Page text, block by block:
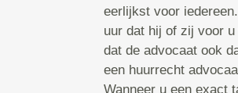
eerlijkst voor
uur dat hij of zij voor
dat de advocaat ook
een huurrecht
Wanneer u een exact